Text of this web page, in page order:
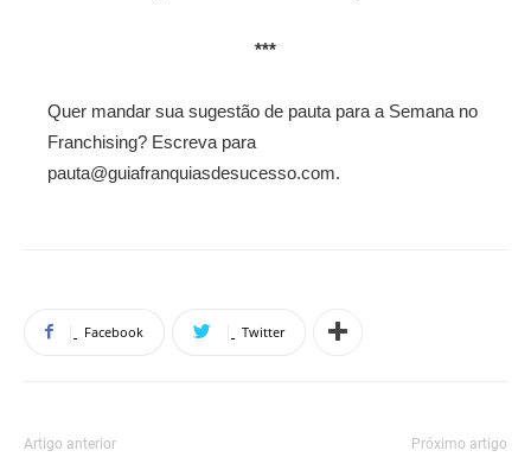
***
Quer mandar sua sugestão de pauta para a Semana no
Franchising? Escreva para
pauta@guiafranquiasdesucesso.com.
Facebook Twitter
Artigo anterior Próximo artigo